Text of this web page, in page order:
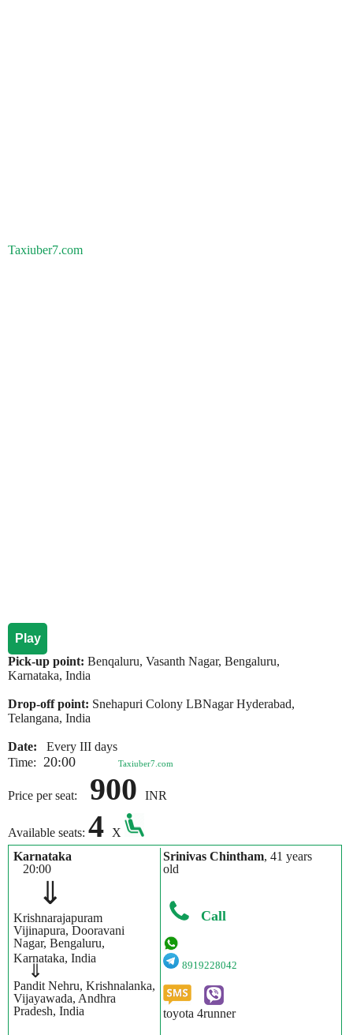
Taxiuber7.com
Play
Pick-up point: Benqaluru, Vasanth Nagar, Bengaluru,
Karnataka, India
Drop-off point: Snehapuri Colony LBNagar Hyderabad,
Telangana, India
Date:
Every III days
Time: 20:00 Taxiuber7.com
Price per seat: 900 INR
Available seats: 4
X
Karnataka
20:00
⇓
Krishnarajapuram
Vijinapura, Dooravani
Nagar, Bengaluru,
Karnataka, India
⇓
Pandit Nehru, Krishnalanka,
Vijayawada, Andhra
Pradesh, India
Srinivas Chintham, 41 years
old
Call
8919228042
toyota 4runner